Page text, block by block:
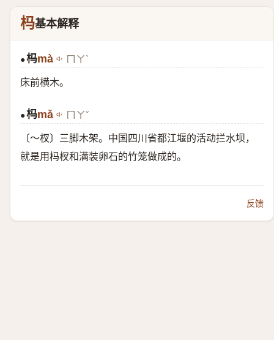
杩基本解释
●杩mà ㄇㄚˋ
床前横木。
●杩mǎ ㄇㄚˇ
〔～杈〕三脚木架。中国四川省都江堰的活动拦水坝，
就是用杩杈和满装卵石的竹笼做成的。
反馈